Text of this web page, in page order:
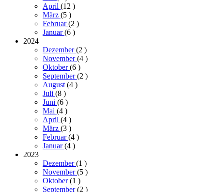
April (12 )
März (5 )
Februar(2 )
Januar(6 )
2024
Dezember(2 )
November(4 )
Oktober(6 )
September(2 )
August (4 )
Juli (8 )
Juni (6 )
Mai (4 )
April (4 )
März (3 )
Februar(4 )
Januar(4 )
2023
Dezember(1 )
November(5 )
Oktober(1 )
September(2 )